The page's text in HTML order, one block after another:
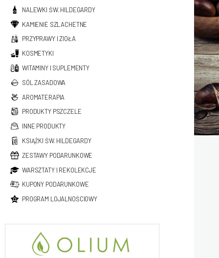
NALEWKI ŚW. HILDEGARDY
KAMIENIE SZLACHETNE
PRZYPRAWY I ZIOŁA
KOSMETYKI
WITAMINY I SUPLEMENTY
SÓL ZASADOWA
AROMATERAPIA
PRODUKTY PSZCZELE
INNE PRODUKTY
KSIĄŻKI ŚW. HILDEGARDY
ZESTAWY PODARUNKOWE
WARSZTATY I REKOLEKCJE
KUPONY PODARUNKOWE
PROGRAM LOJALNOŚCIOWY